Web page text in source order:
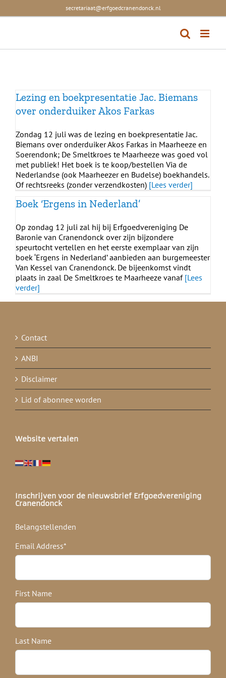
to
secretariaat@erfgoedcranendonck.nl
Lezing en boekpresentatie Jac. Biemans
over onderduiker Akos Farkas
Zondag 12 juli was de lezing en boekpresentatie Jac.
Biemans over onderduiker Akos Farkas in Maarheeze en
Soerendonk; De Smeltkroes te Maarheeze was goed vol
met publiek! Het boek is te koop/bestellen Via de
Nederlandse (ook Maarheezer en Budelse) boekhandels.
Of rechtsreeks (zonder verzendkosten) [Lees verder]
Boek ‘Ergens in Nederland’
Op zondag 12 juli zal hij bij Erfgoedvereniging De
Baronie van Cranendonck over zijn bijzondere
speurtocht vertellen en het eerste exemplaar van zijn
boek ‘Ergens in Nederland’ aanbieden aan burgemeester
Van Kessel van Cranendonck. De bijeenkomst vindt
plaats in zaal De Smeltkroes te Maarheeze vanaf [Lees
verder]
Contact
ANBI
Disclaimer
Lid of abonnee worden
Website vertalen
Inschrijven voor de nieuwsbrief Erfgoedvereniging
Cranendonck
Belangstellenden
Email Address*
First Name
Last Name